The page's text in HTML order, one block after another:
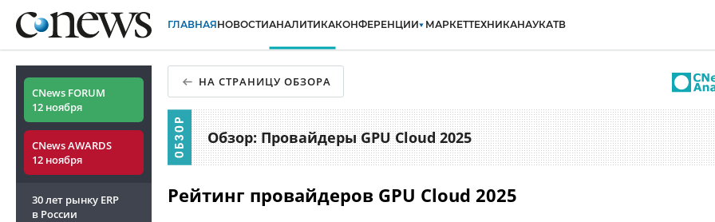
ГЛАВНАЯНОВОСТИАНАЛИТИКАКОНФЕРЕНЦИИ МАРКЕТТЕХНИКАНАУКАТВ
CNews FORUM
12 ноября
CNews AWARDS
12 ноября
30 лет рынку ERP
в России
НА СТРАНИЦУ ОБЗОРА
Обзор: Провайдеры GPU Cloud 2025
Рейтинг провайдеров GPU Cloud 2025